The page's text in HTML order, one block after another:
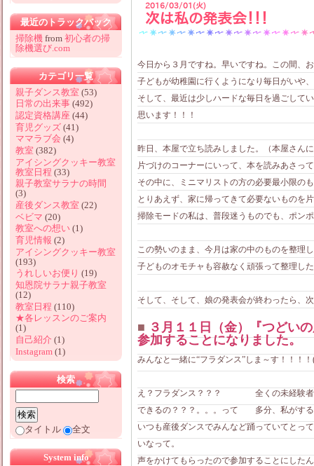
2016/03/01(火)
次は私の発表会！！！
今日から３月ですね。早いですね。この間、
子どもが幼稚園に行くようになり毎日がいや
そして、最近は少しハードな毎日を過ごして
思います！！！
昨日、本屋で立ち読みしました。（本屋さん
片づけのコーナーにいって、本を読みあさっ
その中に、ミニマリストの方の必要最小限の
とりあえず、家に帰ってきて必要ないものを
掃除モードの私は、普段迷うものでも、ポン
この勢いのまま、今月は家の中のものを整理
子どものオモチャも容赦なく頑張って整理し
そして、そして、娘の発表会が終わったら、
■ ３月１１日（金）『つどい
参加することになりました。
みんなと一緒に“フラダンス”しま～す！！！
え？フラダンス？？？ 全くの未経験者
できるの？？？。。。って 多分、私がする
いつも産後ダンスでみんなど踊っていてとっ
いなって。
声をかけてもらったので参加することにした
最近のトラックバック
掃除機 from 初心者の掃
除機選び.com
カテゴリ一覧
親子ダンス教室 (53)
日常の出来事 (492)
認定資格講座 (44)
育児グッズ (41)
ママラブ会 (4)
教室 (382)
アイシングクッキー教室
教室日程 (33)
親子教室サラナの時間
(3)
産後ダンス教室 (22)
ベビマ (20)
教室への想い (1)
育児情報 (2)
アイシングクッキー教室
(193)
うれしいお便り (19)
知恩院サラナ親子教室
(12)
教室日程 (110)
★各レッスンのご案内
(1)
自己紹介 (1)
Instagram (1)
検索
タイトル 全文
System info